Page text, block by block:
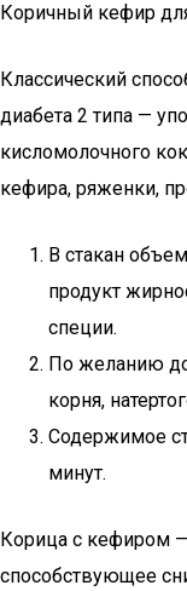
Коричный кефир
Классический
диабета 2 типа —
кисломолочного
кефира, ряженки,
В стакан
продукт
специи.
По желанию
корня,
Содержимое
минут.
Корица с кефиром
способствующее